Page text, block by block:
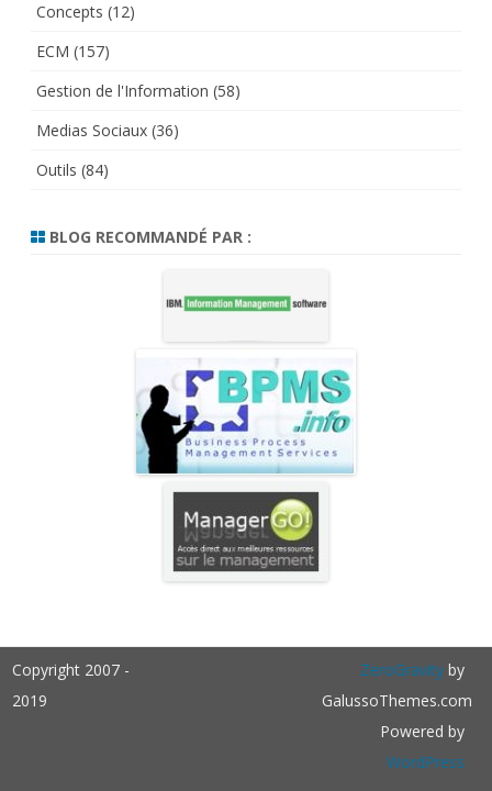
Concepts (12)
ECM (157)
Gestion de l'Information (58)
Medias Sociaux (36)
Outils (84)
BLOG RECOMMANDÉ PAR :
Copyright 2007 -
2019
ZeroGravityby
GalussoThemes.com
Powered by
WordPress